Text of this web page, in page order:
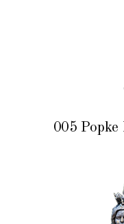
005 Popke